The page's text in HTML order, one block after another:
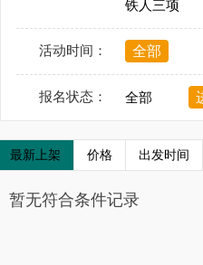
铁人三项
活动时间： 全部
报名状态： 全部
最新上架 价格 出发时间
暂无符合条件记录